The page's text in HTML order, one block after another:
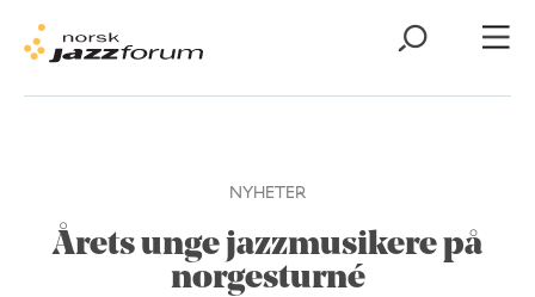
NYHETER
Årets unge jazzmusikere på
norgesturné